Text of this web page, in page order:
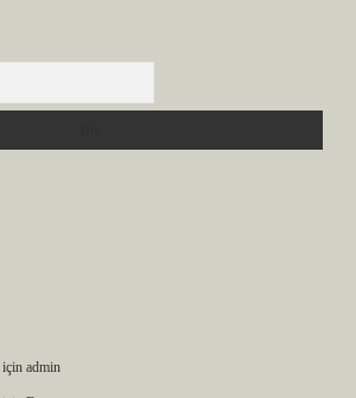
için admin